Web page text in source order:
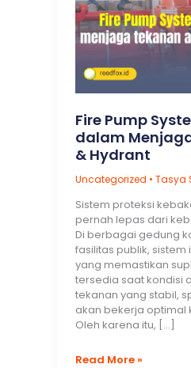
Fire Pump
dalam
& Hydrant
Uncategorized • Tasya
Sistem proteksi
pernah lepas dari
Di berbagai gedung
fasilitas publik,
yang memastikan
tersedia saat kondisi
tekanan yang stabil,
akan bekerja optimal
Oleh karena itu, […]
Fire
Read More »